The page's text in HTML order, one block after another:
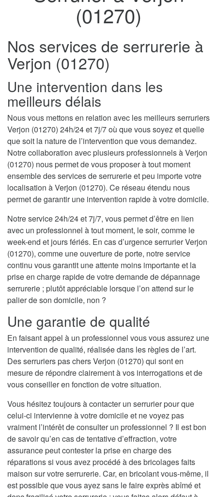
(01270)
Nos services de serrurerie à
Verjon (01270)
Une intervention dans les
meilleurs délais
Nous vous mettons en relation avec les meilleurs serruriers
Verjon (01270) 24h/24 et 7j/7 où que vous soyez et quelle
que soit la nature de l’intervention que vous demandez.
Notre collaboration avec plusieurs professionnels à Verjon
(01270) nous permet de vous proposer à tout moment
ensemble des services de serrurerie et peu importe votre
localisation à Verjon (01270). Ce réseau étendu nous
permet de garantir une intervention rapide à votre domicile.
Notre service 24h/24 et 7j/7, vous permet d’être en lien
avec un professionnel à tout moment, le soir, comme le
week-end et jours fériés. En cas d’urgence serrurier Verjon
(01270), comme une ouverture de porte, notre service
continu vous garantit une attente moins importante et la
prise en charge rapide de votre demande de dépannage
serrurerie ; plutôt appréciable lorsque l’on attend sur le
palier de son domicile, non ?
Une garantie de qualité
En faisant appel à un professionnel vous vous assurez une
intervention de qualité, réalisée dans les règles de l’art.
Des serruriers pas chers Verjon (01270) qui sont en
mesure de répondre clairement à vos interrogations et de
vous conseiller en fonction de votre situation.
Vous hésitez toujours à contacter un serrurier pour que
celui-ci intervienne à votre domicile et ne voyez pas
vraiment l’intérêt de consulter un professionnel ? Il est bon
de savoir qu’en cas de tentative d’effraction, votre
assurance peut contester la prise en charge des
réparations si vous avez procédé à des bricolages faits
maison sur votre serrurerie. Car, en bricolant vous-même, il
est possible que vous ayez sans le faire exprès abîmé et